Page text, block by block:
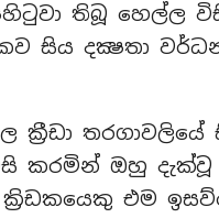
තිබූ හෙල්ල
සිය දක්‍ෂතා
තරගාවලියේ
කරමින් ඔහු දැක්වූ
එම